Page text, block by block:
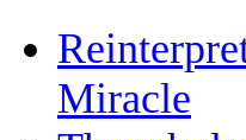
Miracle